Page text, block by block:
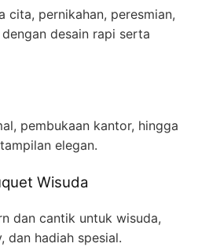
cita, pernikahan, peresmian,
desain rapi serta
pembukaan kantor, hingga
elegan.
Wisuda
dan cantik untuk wisuda,
dan hadiah spesial.